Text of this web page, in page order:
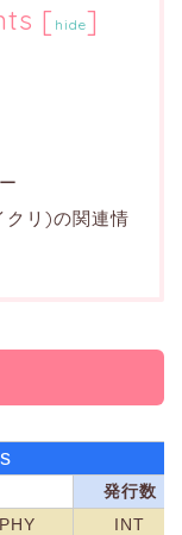
[ hide]
リ)の関連情
発行数
PHY
INT